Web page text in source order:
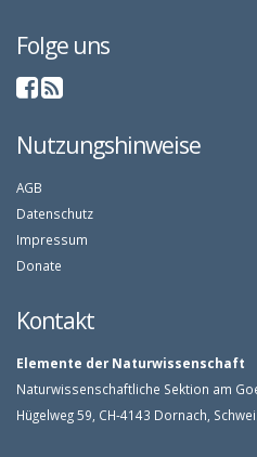
Folge uns
Nutzungshinweise
AGB
Datenschutz
Impressum
Donate
Kontakt
Elemente der Naturwissenschaft
Naturwissenschaftliche Sektion am
Hügelweg 59, CH-4143 Dornach,